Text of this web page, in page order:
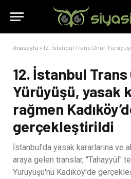
Anasayfa » 12. İstanbul Trans Onur Yürüyüşü, yasak
12. İstanbul Trans
Yürüyüşü, yasak
rağmen
gerçekleştirildi
İstanbul'da yasak kararlarına ve
araya gelen translar, "Tahayyül"
Yürüyüşü'nü Kadıköy'de